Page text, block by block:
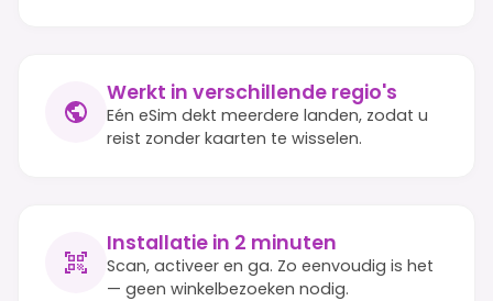
Werkt in verschillende regio's
Eén eSim dekt meerdere landen, zodat u
reist zonder kaarten te wisselen.
Installatie in 2 minuten
Scan, activeer en ga. Zo eenvoudig is het
— geen winkelbezoeken nodig.